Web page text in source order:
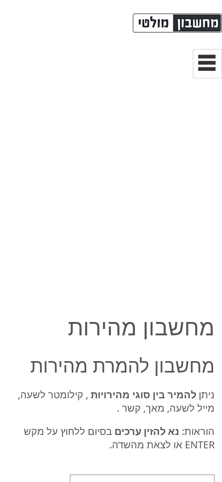
מחשבון מהירות
מחשבון להמרת מהירות
ניתן להמיר בין סוגי מהירויות , קילומטר לשעה,
מייל לשעה, מאך, קשר .
הוראות: נא להזין ערכים בסיום ללחוץ על מקש
ENTER או לצאת מהשדה.